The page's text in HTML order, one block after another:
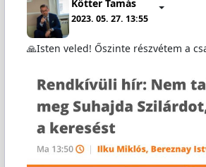
Kötter Tamás
2023. 05. 27. 13:55
🙏Isten veled! Őszinte részvétem a